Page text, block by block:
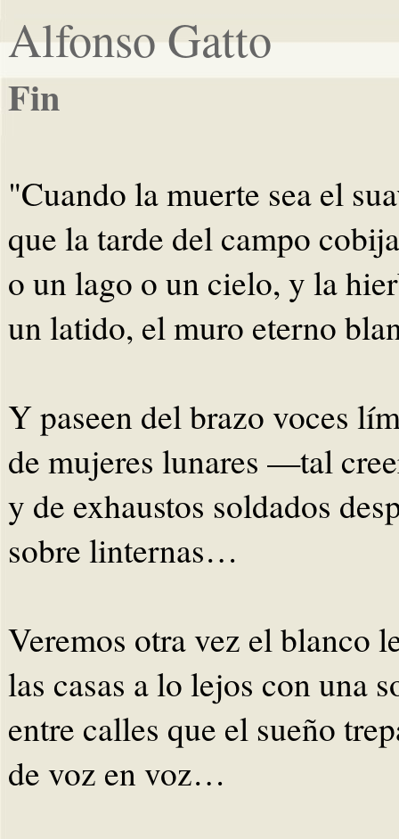
Alfonso Gatto
Fin
"Cuando la muerte sea el
que la tarde del campo
o un lago o un cielo, y la
un latido, el muro eterno
Y paseen del brazo voces
de mujeres lunares —tal
y de exhaustos soldados
sobre linternas…
Veremos otra vez el blanco
las casas a lo lejos con una
entre calles que el sueño
de voz en voz…